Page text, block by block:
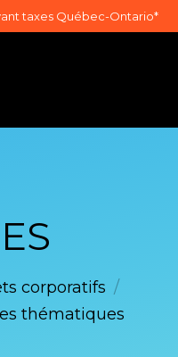
taxes Québec-Ontario*
corporatifs /
thématiques